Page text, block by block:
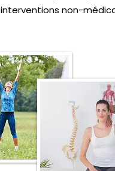
interventions non-